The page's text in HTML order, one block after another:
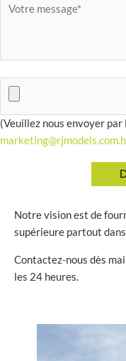
(Veuillez nous envoyer
Notre vision est de
supérieure partout
Contactez-nous dès
les 24 heures.